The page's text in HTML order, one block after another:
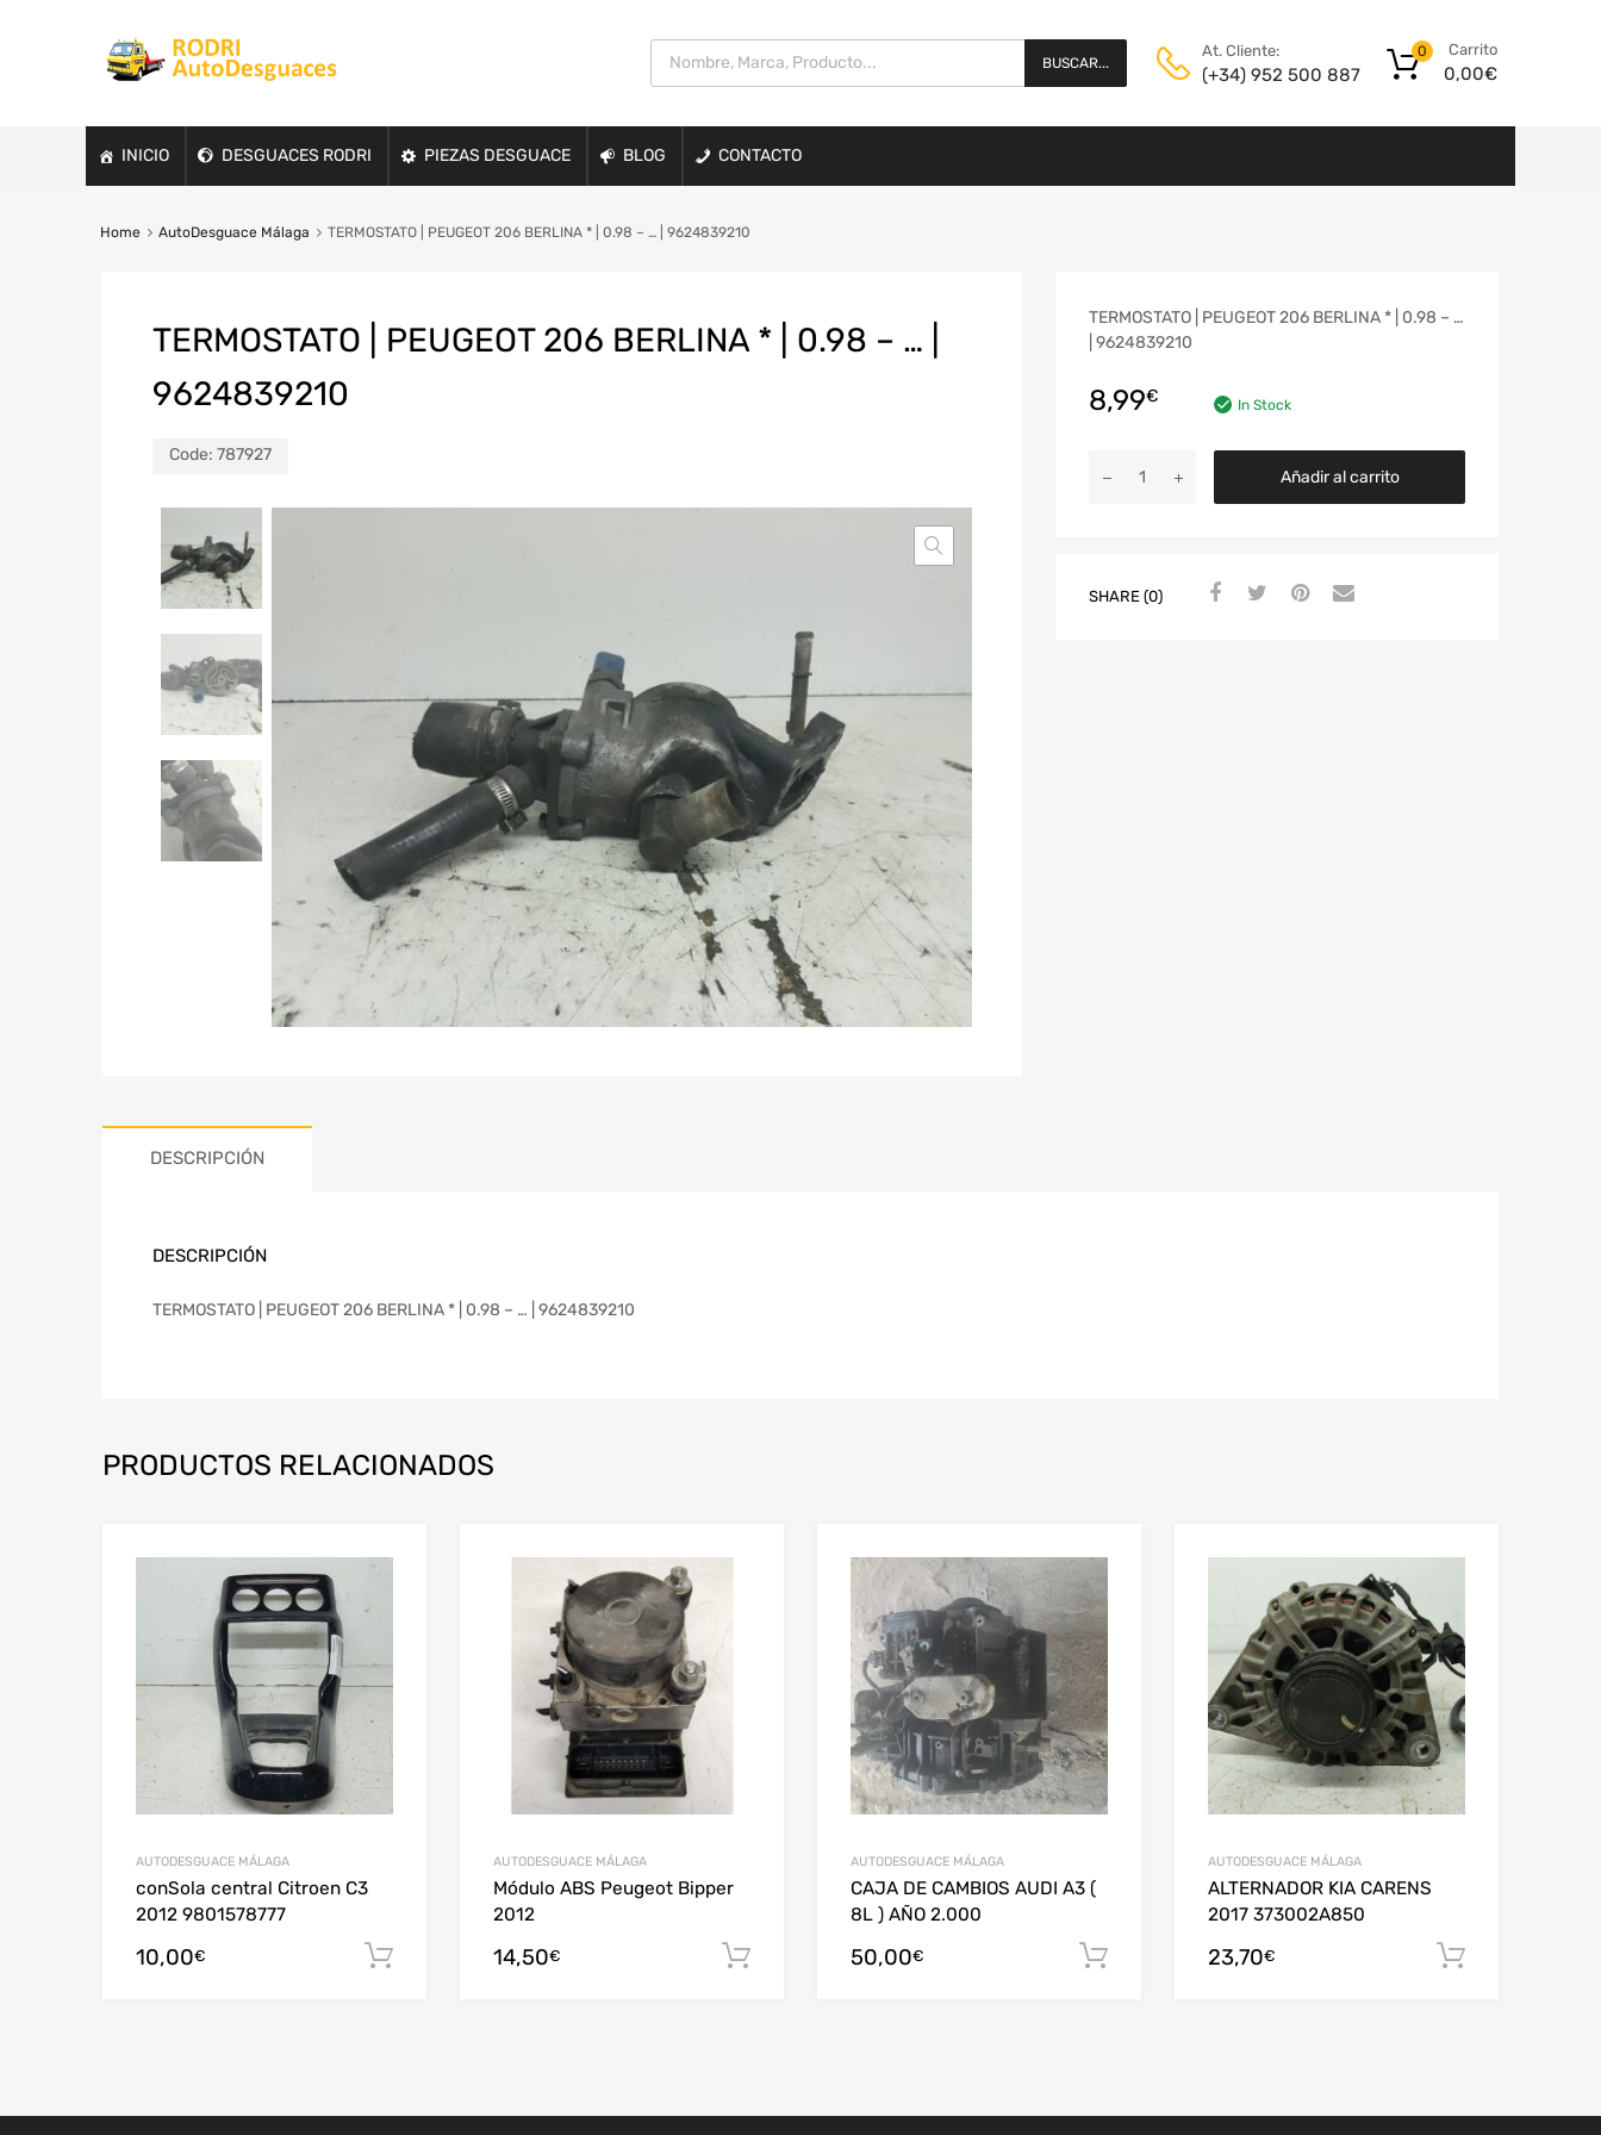
BUSCAR...
At. Cliente:
(+34) 952 500 887
Carrito
0,00€
0
INICIO DESGUACES RODRI PIEZAS DESGUACE BLOG CONTACTO
Home AutoDesguace Málaga TERMOSTATO | PEUGEOT 206 BERLINA * | 0.98 – … | 9624839210
TERMOSTATO | PEUGEOT 206 BERLINA * | 0.98 – … |
9624839210
Code: 787927
TERMOSTATO | PEUGEOT 206 BERLINA * | 0.98 – …
| 9624839210
8,99€ In Stock
Añadir al carrito
SHARE (0)
DESCRIPCIÓN
DESCRIPCIÓN
TERMOSTATO | PEUGEOT 206 BERLINA * | 0.98 – … | 9624839210
PRODUCTOS RELACIONADOS
AUTODESGUACE MÁLAGA
conSola central Citroen C3
2012 9801578777
10,00€ Añadir al carrito
AUTODESGUACE MÁLAGA
Módulo ABS Peugeot Bipper
2012
14,50€ Añadir al carrito
AUTODESGUACE MÁLAGA
CAJA DE CAMBIOS AUDI A3 (
8L ) AÑO 2.000
50,00€ Añadir al carrito
AUTODESGUACE MÁLAGA
ALTERNADOR KIA CARENS
2017 373002A850
23,70€